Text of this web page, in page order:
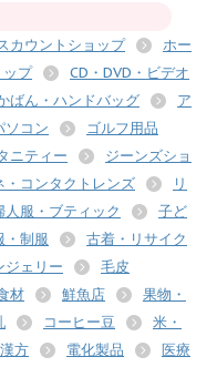
カウントショップ
ホー
プ
CD・DVD・ビデオ
ばん・ハンドバッグ
ア
ソコン
ゴルフ用品
ニティー
ジーンズショ
・コンタクトレンズ
リ
人服・ブティック
子ど
・制服
古着・リサイク
ジェリー
毛皮
材 鮮魚店
果物・
コーヒー豆
米・
漢方 電化製品
医療